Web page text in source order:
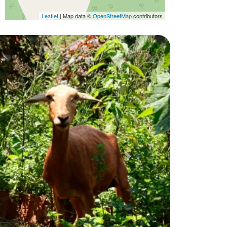
Leaflet | Map data ©OpenStreetMapcontributors
Próximo